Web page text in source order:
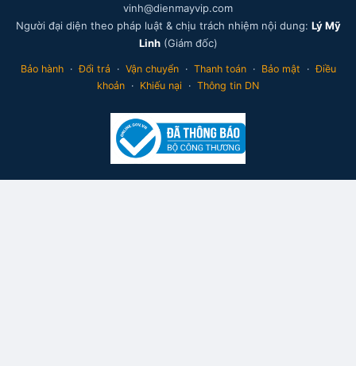
vinh@dienmayvip.com
Người đại diện theo pháp luật & chịu trách nhiệm nội dung: Lý Mỹ
Linh(Giám đốc)
Bảo hành·Đổi trả · Vận chuyển· Thanh toán· Bảo mật ·Điều
khoản · Khiếu nại · Thông tin DN
Điện thoại rơi nước? ĐỪNG
sạc! Nhắn em hướng dẫn gấp!
♪ NHẠC VIP —
Mở trang Nhạc VIP đầy đủ ↗